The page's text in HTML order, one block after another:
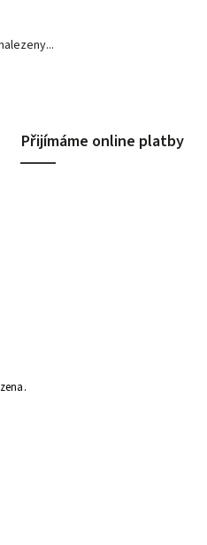
Přijímáme online platby